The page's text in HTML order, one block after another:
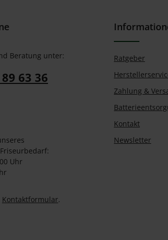
Beratung unter:
63 36
Uhr
Kontaktformular.
Ratgeber
Zahlung &
Kontakt
Newsletter